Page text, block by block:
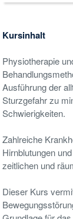
Kursinhalt
Physiotherapie
Ausführung der
Sturzgefahr zu
Schwierigkeiten.
Zahlreiche
Hirnblutungen
zeitlichen und
Dieser Kurs